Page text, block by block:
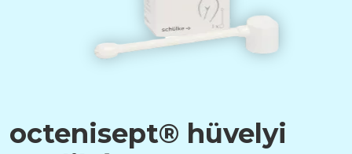
octenisept® hüvelyi